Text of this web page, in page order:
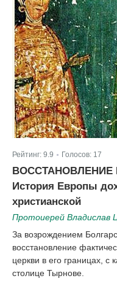
Рейтинг: 9.9 Голосов: 17
ВОССТАНОВЛЕНИЕ
История Европы
христианской
Протоиерей Владислав
За возрождением
восстановление
церкви в его границах, с
столице Тырнове.